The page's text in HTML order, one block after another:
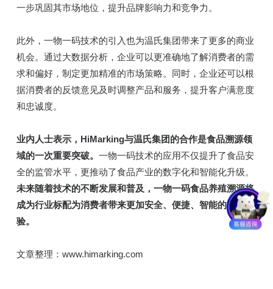
一步巩固其市场地位，提升品牌影响力和竞争力。
此外，一物一码技术的引入也为温氏集团带来了更多的商业
机会。通过大数据分析，企业可以更准确地了解消费者的需
求和偏好，制定更加精准的市场策略。同时，企业还可以根
据消费者的反馈意见及时调整产品和服务，提升客户满意度
和忠诚度。
业内人士表示，HiMarking与温氏集团的合作是食品溯源领
域的一次重要突破。 一物一码技术的应用不仅提升了食品安
全的监管水平，更推动了食品产业的数字化和智能化升级。
未来随着技术的不断发展和普及，一物一码食品养殖溯源将
成为行业标配为消费者带来更加安全、便捷、智能的购物体
验。
文章整理：www.himarking.com